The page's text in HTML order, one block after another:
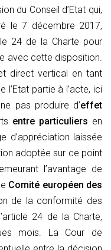
du Conseil d’Etat qui,
le 7 décembre 2017,
24 de la Charte pour
avec cette disposition.
direct vertical en tant
l’Etat partie à l’acte, ici
pas produire d’effet
entre particuliers en
d’appréciation laissée
adoptée sur ce point
l’avantage de
Comité européen des
de la conformité des
24 de la Charte,
mois. La Cour de